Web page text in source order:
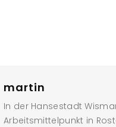
martin
In der Hansestadt
Arbeitsmittelpunkt in